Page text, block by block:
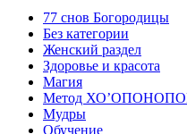
77 снов Богородицы
Без категории
Женский раздел
Здоровье и красота
Магия
Метод
Мудры
Обучение